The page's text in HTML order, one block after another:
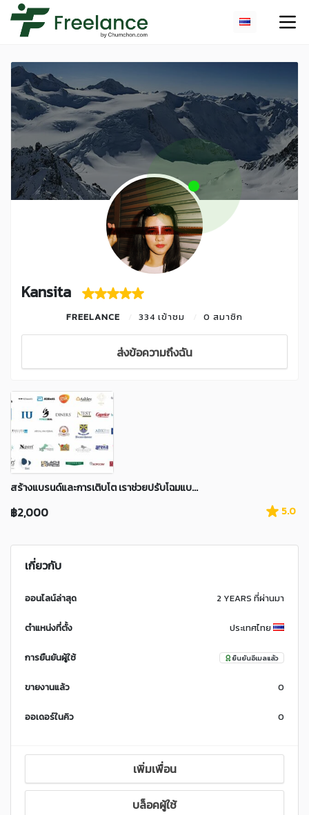
Kansita
FREELANCE 334 เข้าชม 0 สมาชิก
ส่งข้อความถึงฉัน
สร้างแบรนด์และการเติบโต เราช่วยปรับโฉมแบ...
฿2,000 5.0
เกี่ยวกับ
ออนไลน์ล่าสุด 2 YEARS ที่ผ่านมา
ตำแหน่งที่ตั้ง ประเทศไทย
การยืนยันผู้ใช้ ยืนยันอีเมลแล้ว
ขายงานแล้ว 0
ออเดอร์ในคิว 0
เพิ่มเพื่อน
บล็อคผู้ใช้